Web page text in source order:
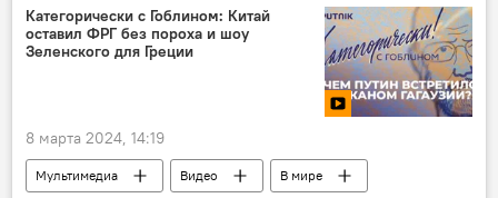
Хатия Деканоидзе
Единое национальное движение
Категорически с Гоблином: Китай
оставил ФРГ без пороха и шоу
Зеленского для Греции
8 марта 2024, 14:19
Мультимедиа Видео В мире